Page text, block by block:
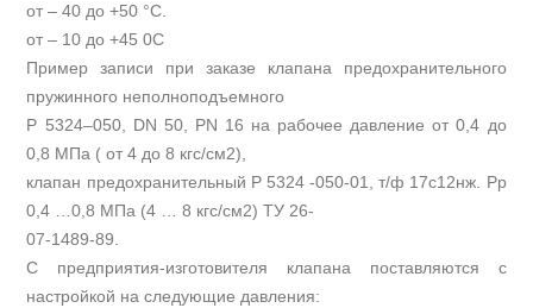
от – 40 до +50 °С.
от – 10 до +45 0С
Пример записи при заказе клапана предохранительного
пружинного неполноподъемного
Р 5324–050, DN 50, PN 16 на рабочее давление от 0,4 до
0,8 МПа ( от 4 до 8 кгс/см2),
клапан предохранительный Р 5324 -050-01, т/ф 17с12нж. Рр
0,4 …0,8 МПа (4 … 8 кгс/см2) ТУ 26-
07-1489-89.
С предприятия-изготовителя клапана поставляются с
настройкой на следующие давления: